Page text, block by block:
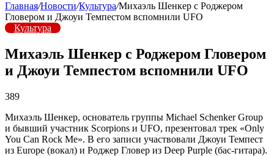
Главная/Новости/Культура/Михаэль Шенкер с Роджером
Гловером и Джоуи Темпестом вспомнили UFO
Культура
Михаэль Шенкер с Роджером Гловером
и Джоуи Темпестом вспомнили UFO
389
Михаэль Шенкер, основатель группы Michael Schenker Group
и бывший участник Scorpions и UFO, презентовал трек «Only
You Can Rock Me». В его записи участвовали Джоуи Темпест
из Europe (вокал) и Роджер Гловер из Deep Purple (бас-гитара).